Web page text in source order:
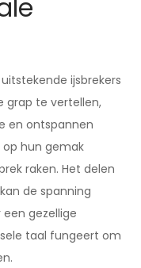
ijsbrekers
grap te vertellen,
en ontspannen
hun gemak
raken. Het delen
de spanning
gezellige
taal fungeert om